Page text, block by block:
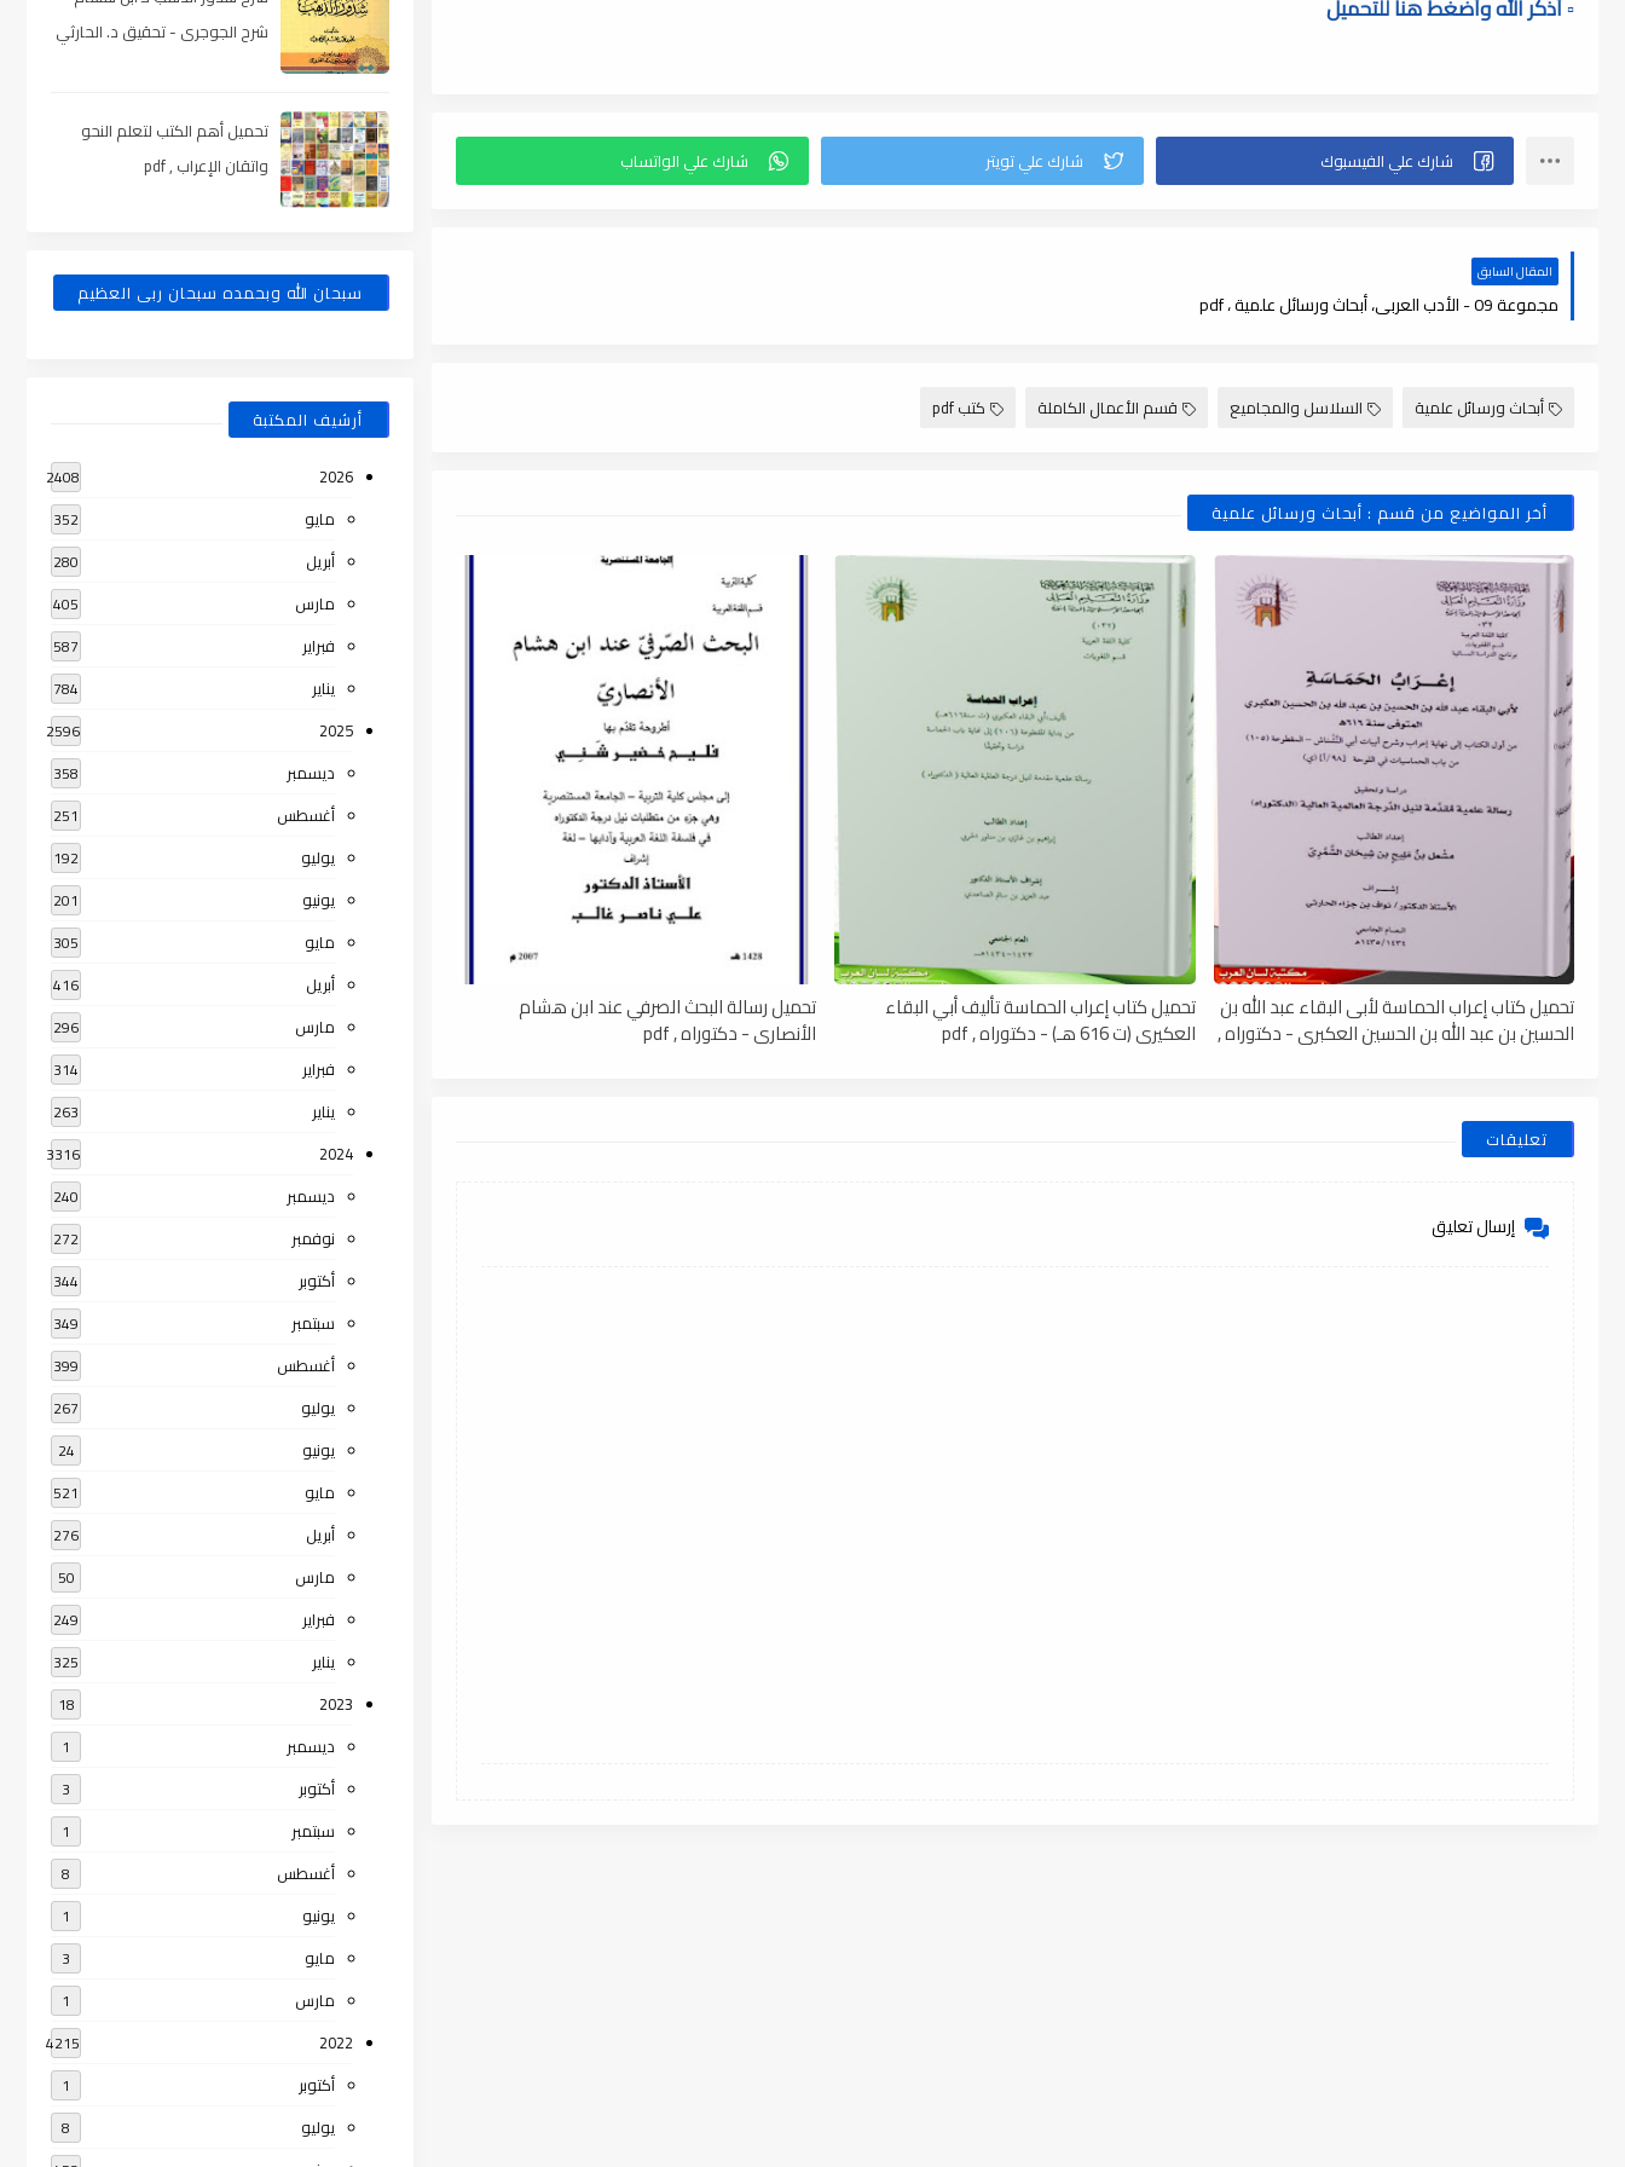
▫️ أذكر الله وأضغط هنا للتحميل
المقال السابق
مجموعة 09 - الأدب العربى، أبحاث ورسائل علمية ، pdf
أبحاث ورسائل علمية السلاسل والمجاميع قسم الأعمال الكاملة كتب pdf
أخر المواضيع من قسم : أبحاث ورسائل علمية
تحميل كتاب إعراب الحماسة لأبى البقاء عبد الله بن
الحسين بن عبد الله بن الحسين العكبرى - دكتوراه ,
تحميل كتاب إعراب الحماسة تأليف أبي البقاء
العكيري (ت 616 هـ) - دكتوراه , pdf
تحميل رسالة البحث الصرفي عند ابن هشام
الأنصاري - دكتوراه , pdf
تعليقات
إرسال تعليق
شرح الجوجرى - تحقيق د. الحارثي
تحميل أهم الكتب لتعلم النحو
واتقان الإعراب , pdf
سبحان الله وبحمده سبحان ربى العظيم
أرشيف المكتبة
2026
2408
مايو 352
أبريل 280
مارس 405
فبراير 587
يناير 784
2025
2596
ديسمبر 358
أغسطس 251
يوليو 192
يونيو 201
مايو 305
أبريل 416
مارس 296
فبراير 314
يناير 263
2024
3316
ديسمبر 240
نوفمبر 272
أكتوبر 344
سبتمبر 349
أغسطس 399
يوليو 267
يونيو 24
مايو 521
أبريل 276
مارس 50
فبراير 249
يناير 325
2023
18
ديسمبر 1
أكتوبر 3
سبتمبر 1
أغسطس 8
يونيو 1
مايو 3
مارس 1
2022
4215
أكتوبر 1
يوليو 8